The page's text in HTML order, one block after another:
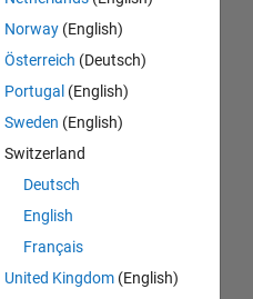
Norway(English)
Österreich (Deutsch)
Portugal (English)
Sweden (English)
Switzerland
Deutsch
English
Français
United Kingdom(English)